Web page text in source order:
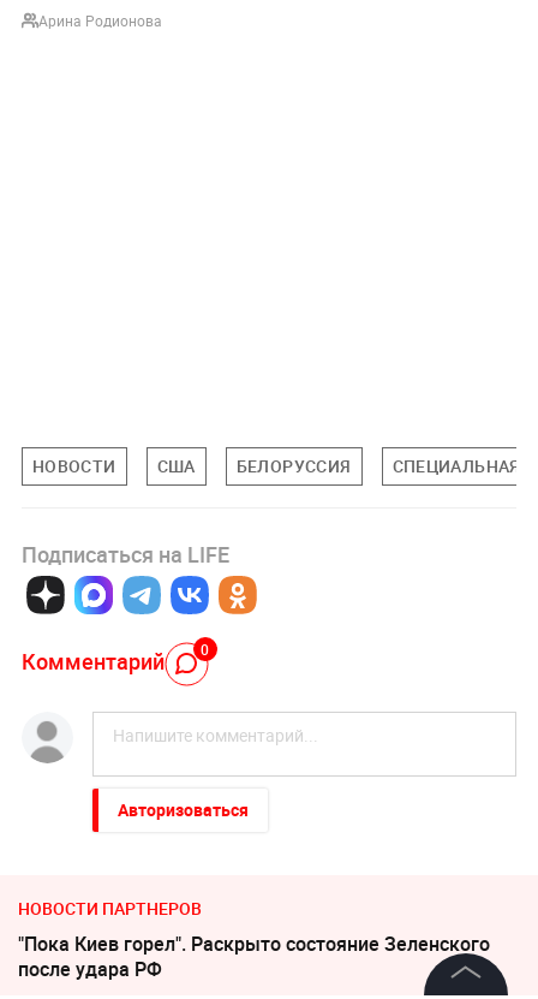
Арина Родионова
НОВОСТИ США БЕЛОРУССИЯ СПЕЦИАЛЬНАЯ
Подписаться на LIFE
Комментарий 0
Авторизоваться
НОВОСТИ ПАРТНЕРОВ
"Пока Киев горел". Раскрыто состояние Зеленского
после удара РФ